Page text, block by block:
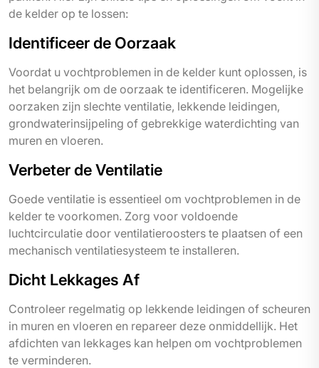
de kelder op te lossen:
Identificeer de Oorzaak
Voordat u vochtproblemen in de kelder kunt oplossen, is
het belangrijk om de oorzaak te identificeren. Mogelijke
oorzaken zijn slechte ventilatie, lekkende leidingen,
grondwaterinsijpeling of gebrekkige waterdichting van
muren en vloeren.
Verbeter de Ventilatie
Goede ventilatie is essentieel om vochtproblemen in de
kelder te voorkomen. Zorg voor voldoende
luchtcirculatie door ventilatieroosters te plaatsen of een
mechanisch ventilatiesysteem te installeren.
Dicht Lekkages Af
Controleer regelmatig op lekkende leidingen of scheuren
in muren en vloeren en repareer deze onmiddellijk. Het
afdichten van lekkages kan helpen om vochtproblemen
te verminderen.